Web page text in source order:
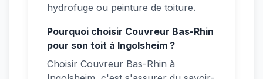
hydrofuge ou peinture de toiture.
Pourquoi choisir Couvreur Bas-Rhin
pour son toit à Ingolsheim ?
Choisir Couvreur Bas-Rhin à